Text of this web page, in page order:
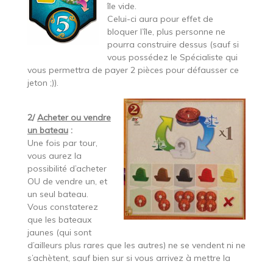
île vide.
Celui-ci aura pour effet de
bloquer l’île, plus personne ne
pourra construire dessus (sauf si
vous possédez le Spécialiste qui
vous permettra de payer 2 pièces pour défausser ce
jeton ;)).
2/Acheter ou vendre
un bateau:
Une fois par tour,
vous aurez la
possibilité d’acheter
OU de vendre un, et
un seul bateau.
Vous constaterez
que les bateaux
jaunes (qui sont
d’ailleurs plus rares que les autres) ne se vendent ni ne
s’achètent, sauf bien sur si vous arrivez à mettre la